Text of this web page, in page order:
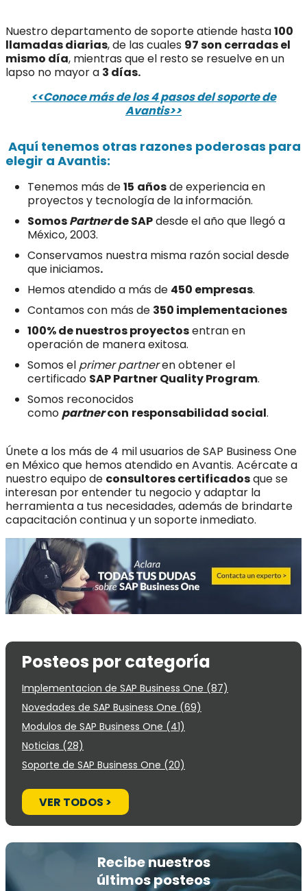
Nuestro departamento de soporte atiende hasta100
llamadas diarias, de las cuales 97 son cerradas el
mismo día, mientras que el resto se resuelve en un
lapso no mayor a 3 días.
<<Conoce más de los 4 pasos del soporte de
Avantis>>
Aquí tenemos otras razones poderosas para
elegir a Avantis:
Tenemos más de15 añosde experiencia en
proyectos y tecnología de la información.
SomosPartnerde SAPdesde el año que llegó a
México, 2003.
Conservamos nuestra misma razón social desde
que iniciamos.
Hemos atendido a más de 450 empresas.
Contamos con más de 350 implementaciones
100% de nuestros proyectosentran en
operación de manera exitosa.
Somos el primer partneren obtener el
certificado SAP Partner Quality Program.
Somos reconocidos
comopartnercon responsabilidad social.
Únete a los más de 4 mil usuarios de SAP Business One
en México que hemos atendido en Avantis. Acércate a
nuestro equipo de consultores certificadosque se
interesan por entender tu negocio y adaptar la
herramienta a tus necesidades, además de brindarte
capacitación continua y un soporte inmediato.
Posteos por categoría
Implementacion de SAP Business One (87)
Novedades de SAP Business One (69)
Modulos de SAP Business One (41)
Noticias (28)
Soporte de SAP Business One (20)
VER TODOS >
Recibe nuestros
últimos posteos